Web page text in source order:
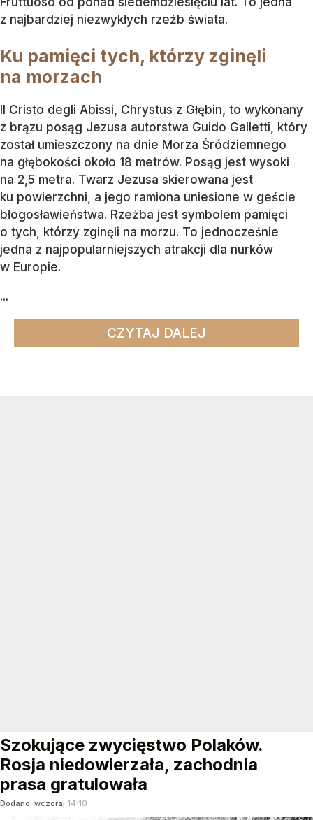
z najbardziej niezwykłych rzeźb świata.
Ku pamięci tych, którzy zginęli
na morzach
Il Cristo degli Abissi, Chrystus z Głębin, to wykonany
z brązu posąg Jezusa autorstwa Guido Galletti, który
został umieszczony na dnie Morza Śródziemnego
na głębokości około 18 metrów. Posąg jest wysoki
na 2,5 metra. Twarz Jezusa skierowana jest
ku powierzchni, a jego ramiona uniesione w geście
błogosławieństwa. Rzeźba jest symbolem pamięci
o tych, którzy zginęli na morzu. To jednocześnie
jedna z najpopularniejszych atrakcji dla nurków
w Europie.
...
CZYTAJ DALEJ
Szokujące zwycięstwo Polaków.
Rosja niedowierzała, zachodnia
prasa gratulowała
Dodano: wczoraj 14:10